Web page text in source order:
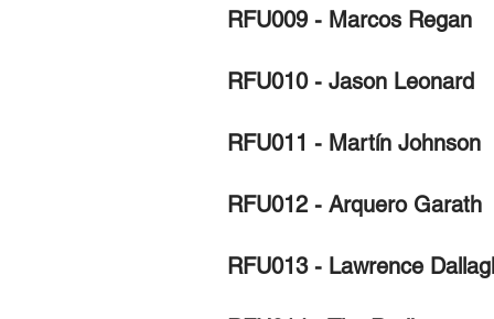
RFU009 - Marcos Regan
RFU010 - Jason Leonard
RFU011 - Martín Johnson
RFU012 - Arquero Garath
RFU013 - Lawrence